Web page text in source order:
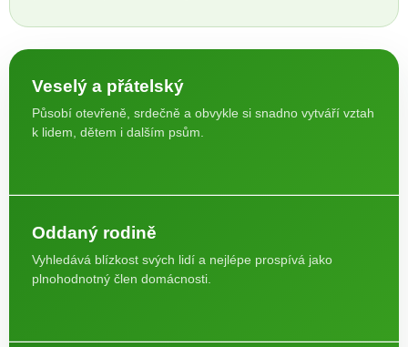
Veselý a přátelský
Působí otevřeně, srdečně a obvykle si snadno vytváří vztah
k lidem, dětem i dalším psům.
Oddaný rodině
Vyhledává blízkost svých lidí a nejlépe prospívá jako
plnohodnotný člen domácnosti.